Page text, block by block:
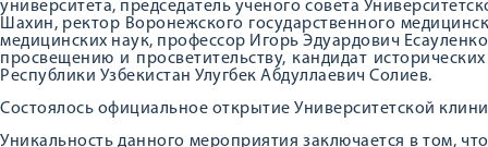
университета, председатель ученого совета
Шахин, ректор Воронежского государственного
медицинских наук, профессор Игорь Эдуардович
просвещению и просветительству, кандидат
Республики Узбекистан Улугбек Абдуллаевич Солиев.
Состоялось официальное открытие Университетской
Уникальность данного мероприятия заключается в том,